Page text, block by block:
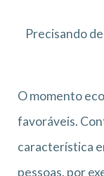
Precisando
O momento
favoráveis.
característica
pessoas, por